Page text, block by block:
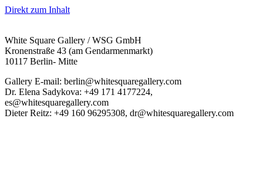
Direkt zum Inhalt
White Square Gallery / WSG GmbH
Kronenstraße 43 (am Gendarmenmarkt)
10117 Berlin- Mitte
Gallery E-mail: berlin@whitesquaregallery.com
Dr. Elena Sadykova: +49 171 4177224,
es@whitesquaregallery.com
Dieter Reitz: +49 160 96295308, dr@whitesquaregallery.com